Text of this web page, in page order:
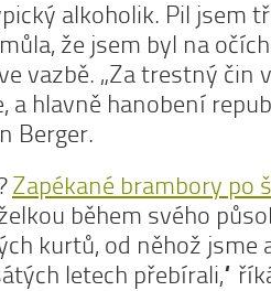
alkoholik. Pil jsem
že jsem byl na
vazbě. „Za trestný čin
a hlavně hanobení
Berger.
Zapékané brambory po
během svého
kurtů, od něhož jsme
letech přebírali,“